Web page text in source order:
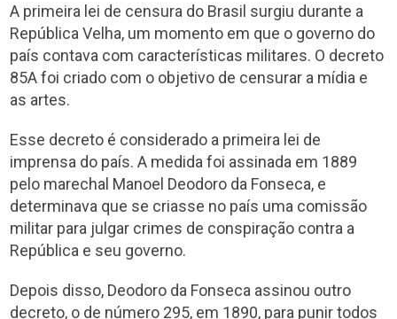
A primeira lei de censura do Brasil surgiu durante a
República Velha, um momento em que o governo do
país contava com características militares. O decreto
85A foi criado com o objetivo de censurar a mídia e
as artes.
Esse decreto é considerado a primeira lei de
imprensa do país. A medida foi assinada em 1889
pelo marechal Manoel Deodoro da Fonseca, e
determinava que se criasse no país uma comissão
militar para julgar crimes de conspiração contra a
República e seu governo.
Depois disso, Deodoro da Fonseca assinou outro
decreto, o de número 295, em 1890, para punir todos